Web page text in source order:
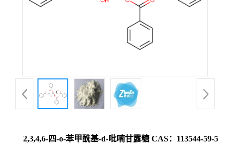
2,3,4,6-四-o-苯甲酰基-d-吡喃甘露糖 CAS：113544-59-5